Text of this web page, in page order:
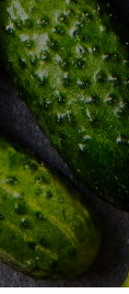
プラス）
ルシェ）
への取り組み